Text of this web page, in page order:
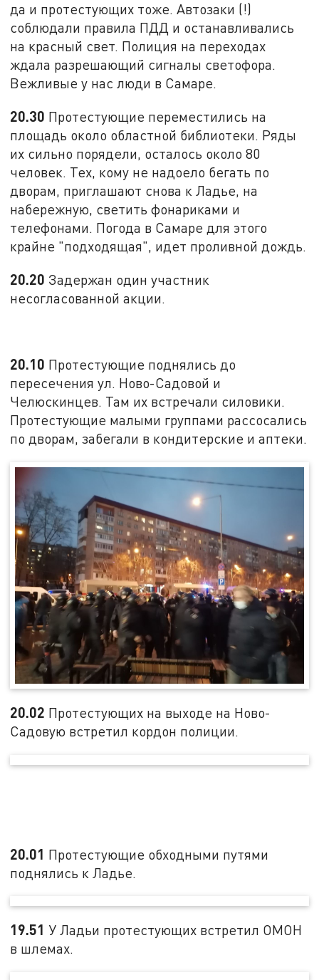
да и протестующих тоже. Автозаки (!)
соблюдали правила ПДД и останавливались
на красный свет. Полиция на переходах
ждала разрешающий сигналы светофора.
Вежливые у нас люди в Самаре.
20.30 Протестующие переместились на
площадь около областной библиотеки. Ряды
их сильно порядели, осталось около 80
человек. Тех, кому не надоело бегать по
дворам, приглашают снова к Ладье, на
набережную, светить фонариками и
телефонами. Погода в Самаре для этого
крайне "подходящая", идет проливной дождь.
20.20 Задержан один участник
несогласованной акции.
20.10 Протестующие поднялись до
пересечения ул. Ново-Садовой и
Челюскинцев. Там их встречали силовики.
Протестующие малыми группами рассосались
по дворам, забегали в кондитерские и аптеки.
20.02 Протестующих на выходе на Ново-
Садовую встретил кордон полиции.
20.01 Протестующие обходными путями
поднялись к Ладье.
19.51У Ладьи протестующих встретил ОМОН
в шлемах.